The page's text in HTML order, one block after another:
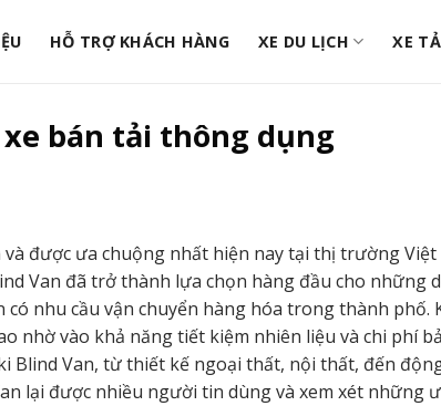
HỖ TRỢ KHÁCH HÀNG XE DU LỊCH XE
bán tải thông dụng
được ưa chuộng nhất hiện nay tại thị trường Việt
Van đã trở thành lựa chọn hàng đầu cho những
nhu cầu vận chuyển hàng hóa trong thành phố.
nhờ vào khả năng tiết kiệm nhiên liệu và chi phí
Blind Van, từ thiết kế ngoại thất, nội thất, đến
lại được nhiều người tin dùng và xem xét những